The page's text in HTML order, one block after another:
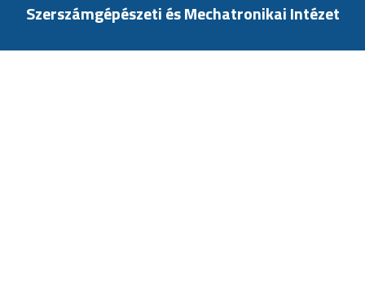
Szerszámgépészeti és Mechatronikai Intézet